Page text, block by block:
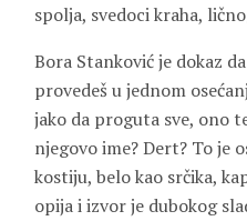
spolja, svedoci kraha,
Bora Stanković je dokaz
provedeš u jednom
jako da proguta sve, ono
njegovo ime? Dert? To je
kostiju, belo kao srčika,
opija i izvor je dubokog